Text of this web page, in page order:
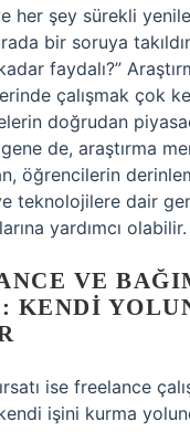
her şey sürekli
bir soruya
faydalı?”
çalışmak çok
doğrudan
de, araştırma
öğrencilerin
teknolojilere dair
yardımcı olabilir.
VE
KENDI
ise freelance
işini kurma